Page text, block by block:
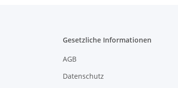
Gesetzliche Informationen
AGB
Datenschutz